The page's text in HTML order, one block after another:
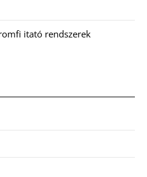
itató rendszerek